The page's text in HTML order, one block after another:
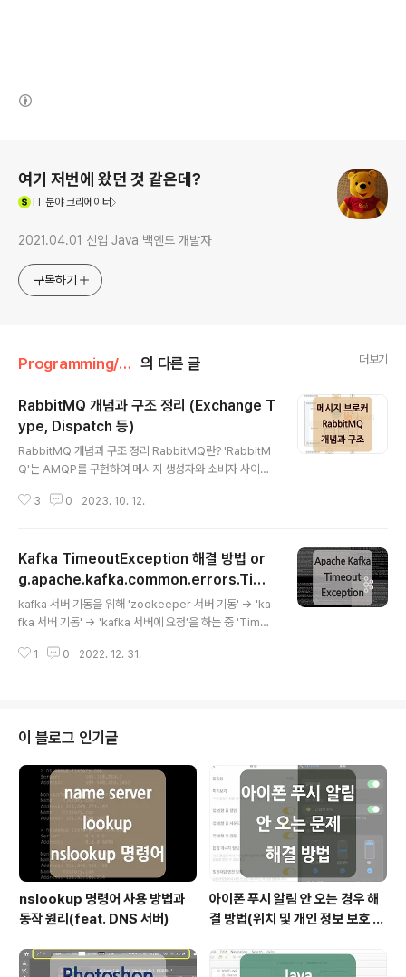
여기 저번에 왔던 것 같은데?
IT 분야 크리에이터
2021.04.01 신입 Java 백엔드 개발자
구독하기
Programming/Message Queue 의 다른 글 더보기
RabbitMQ 개념과 구조 정리 (Exchange T
ype, Dispatch 등)
RabbitMQ 개념과 구조 정리 RabbitMQ란? 'RabbitM
Q'는 AMQP를 구현하여 메시지 생성자와 소비자 사이에
(Advenced Message Queuing Protocol) 메시지
Middleware)에 속하는데요. 메시지 지향 미들웨어는 비
동기 메시지를 사용하는 응용프로그램들 사이에서 데이터
를 송수신하는 것을 의미하며, 이러한 시스템을 구현한 솔
루션을 '메시지 큐(Message Queue)'라고 합니다. 그렇
를 사용함으로써 얻을 수 있는 이점은 아래와 ..
3 0 2023. 10. 12.
Kafka TimeoutException 해결 방법 or
g.apache.kafka.common.errors.Time
outException: Call(callName=listTopi
cs ...)
kafka 서버 기동을 위해 'zookeeper 서버 기동' -> 'ka
fka 서버 기동' -> 'kafka 서버에 요청'을 하는 중 'Time
kafka 버전은 kafka_2.13-2.7.0 버전입니다.) Zookee
kafka server 기동 $KAFKA_HOME/bin/kafka-ser
ver-start.sh $KAFKA_HOME/config/server.prop
erties 다음 실행 명령을 통해 zookeeper 서버가..
1 0 2022. 12. 31.
이 블로그 인기글
nslookup 명령어 사용 방법과
동작 원리(feat. DNS 서버)
아이폰 푸시 알림 안 오는 경우 해
결 방법(위치 및 개인 정보 보호 재